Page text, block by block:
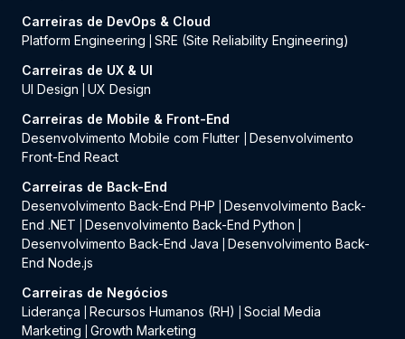
Carreiras de DevOps & Cloud
Platform Engineering
SRE (Site Reliability Engineering)
Carreiras de UX & UI
UI Design
UX Design
Carreiras de Mobile & Front-End
Desenvolvimento Mobile com Flutter
Desenvolvimento
Front-End React
Carreiras de Back-End
Desenvolvimento Back-End PHP
Desenvolvimento Back-
End .NET
Desenvolvimento Back-End Python
Desenvolvimento Back-End Java
Desenvolvimento Back-
End Node.js
Carreiras de Negócios
Liderança
Recursos Humanos (RH)
Social Media
Marketing
Growth Marketing